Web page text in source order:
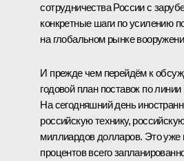
сотрудничества России с
конкретные шаги по усилению
на глобальном рынке
И прежде чем перейдём к
годовой план поставок по
На сегодняшний день
российскую технику,
миллиардов долларов. Это уже
процентов всего